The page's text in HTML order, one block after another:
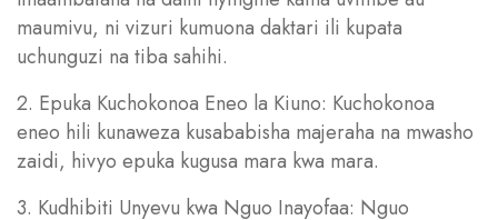
maumivu, ni vizuri kumuona daktari ili kupata
uchunguzi na tiba sahihi.
2. Epuka Kuchokonoa Eneo la Kiuno: Kuchokonoa
eneo hili kunaweza kusababisha majeraha na mwasho
zaidi, hivyo epuka kugusa mara kwa mara.
3. Kudhibiti Unyevu kwa Nguo Inayofaa: Nguo